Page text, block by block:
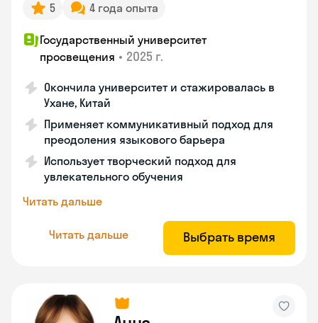
5 4 года опыта
Государственный университет
просвещения • 2025 г.
Окончила университет и стажировалась в
Ухане, Китай
Применяет коммуникативный подход для
преодоления языкового барьера
Использует творческий подход для
увлекательного обучения
Читать дальше
Читать дальше Выбрать время